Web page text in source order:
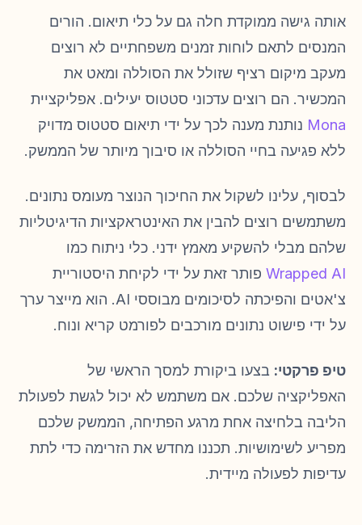
אותה גישה ממוקדת חלה גם על כלי תיאום. הורים
המנסים לתאם לוחות זמנים משפחתיים לא רוצים
מעקב מיקום רציף שזולל את הסוללה ומאט את
המכשיר. הם רוצים עדכוני סטטוס יעילים. אפליקציית
Mona נותנת מענה לכך על ידי תיאום סטטוס מדויק
ללא פגיעה בחיי הסוללה או סיבוך מיותר של הממשק.
לבסוף, עלינו לשקול את החיכוך הנוצר מעומס נתונים.
משתמשים רוצים להבין את האינטראקציות הדיגיטליות
שלהם מבלי להשקיע מאמץ ידני. כלי ניתוח כמו
Wrapped AI פותר זאת על ידי לקיחת היסטוריית
צ'אטים והפיכתה לסיכומים מבוססי AI. הוא מייצר ערך
על ידי פישוט נתונים מורכבים לפורמט קריא ונוח.
טיפ פרקטי: בצעו ביקורת למסך הראשי של
האפליקציה שלכם. אם משתמש לא יכול לגשת לפעולת
הליבה בלחיצה אחת מרגע הפתיחה, הממשק שלכם
מפריע לשימושיות. תכננו מחדש את הזרימה כדי לתת
עדיפות לפעולה מיידית.